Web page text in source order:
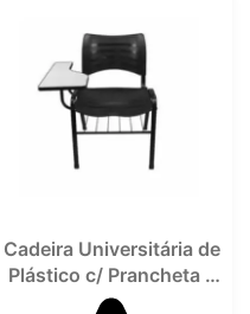
Cadeira Universitária de
Plástico c/ Prancheta –
UNIV-06